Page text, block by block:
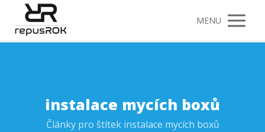
MENU
instalace mycích boxů
Články pro štítek instalace mycích boxů